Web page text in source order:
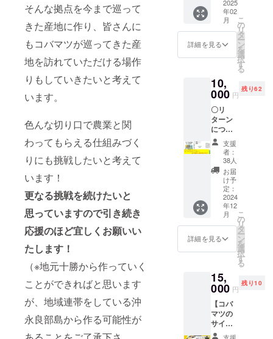
そんな拠点を今まで巡って
きた産地に作り、皆さんに
もコバマツが巡ってきた産
地を訪れていただける場作
りもしていきたいと考えて
います。
色んな切り口で農業と関
わってもらえる仕組みづく
りにも挑戦したいと考えて
います！
更なる挑戦を続けたいと
思っていますので引き続き
応援のほど宜しくお願いい
たします！
（※地元十勝から作っていく
ことができればと思います
が、地域連帯をしている沖
永良部島から作る可能性が
広めま
す！ ・
お礼の
メッ
セージ
了後、
コバマ
ツより
お送り
させて
いただ
きま
す！
ンス農
家とい
う働き
方」１
冊 ②お
礼の
メッ
③ク
ローズ
ドの
LINEグ
ルー
プ OR
FB グ
ループ
にご招
待！
（コバ
マツが
作る、
農業情
報を交
換でき
るク
にご招
待しま
す！も
ちろ
ん、皆
さんか
らも情
2025
年02
月
詳細を見る
こ
の
リ
タ
ー
ン
を
選
択
す
る
10,
000 円
残り62
〇リ
ターン
につい
て〇 ①
コバマ
ツサイ
ン入り
「フ
リーラ
ンス農
家の働
き方と
は」１
冊 ②お
礼の
メッ
③ク
ローズ
ドの
LINEグ
ルー
プ、
OR
支援
者：
38人
お届
け予
定：
2024
年12
月
詳細を見る
こ
の
リ
タ
ー
ン
を
選
択
す
る
15,
000 円
残り10
【コバ
マツの
サイン
入り書
支援